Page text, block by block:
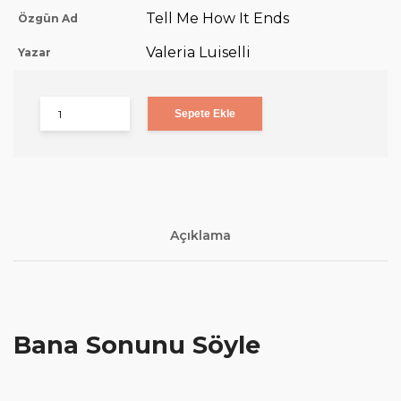
Özgün Ad Tell Me How It Ends
Yazar Valeria Luiselli
Sepete Ekle
Açıklama
Bana Sonunu Söyle